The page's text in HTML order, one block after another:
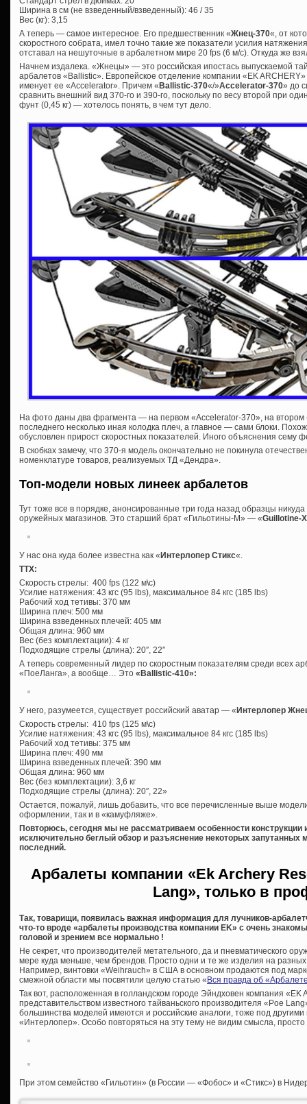
Ширина в см (не взведенный/взведенный): 46 / 35
Вес (кг): 3,15
А теперь — самое интересное. Его предшественник «Жнец-370«, от
скоростного собрата, имел точно такие же показатели усилия
отставал на нешуточные в арбалетном мире 20 fps (6 м/с). Откуда же
Начнем издалека. «Жнецы» — это российская ипостась выпускаемой
арбалетов «Ballistic». Европейское отделение компании «EK
именует ее «Accelerator». Причем « Ballistic-370«/»Accelerator-370» до
сравнить внешний вид 370-го и 390-го, поскольку по весу второй при
фунт (0,45 кг) — хотелось понять, в чем тут дело.
На фото даны два фрагмента — на первом «Accelerator-370», на
последнего несколько иная колодка плеч, а главное — сами блоки.
обусловлен прирост скоростных показателей. Иного объяснения сему
В скобках замечу, что 370-я модель окончательно не покинула
номенклатуре товаров, реализуемых ТД «Дендра».
Топ-модели новых линеек арбалетов
Тут тоже все в порядке, анонсированные три года назад образцы
оружейных магазинов. Это старший брат «Гильотины-М» — «Guillotine-
У нас она куда более известна как « Интерлопер Стикс«.
ТТХ:
Скорость стрелы: 400 fps (122 м\c)
Усилие натяжения: 43 кгс (95 lbs), максимальное 84 кгс (185 lbs)
Рабочий ход тетивы: 370 мм
Ширина плеч: 500 мм
Ширина взведенных плечей: 405 мм
Общая длина: 960 мм
Вес (без комплектации): 4 кг
Подходящие стрелы (длина): 20″, 22″
А теперь современный лидер по скоростным показателям среди всех
«ПоеЛанга», а вообще… Это « Ballistic-410»:
У него, разумеется, существует российский аватар — « Интерлопер
Скорость стрелы: 410 fps (125 м\c)
Усилие натяжения: 43 кгс (95 lbs), максимальное 84 кгс (185 lbs)
Рабочий ход тетивы: 375 мм
Ширина плеч: 490 мм
Ширина взведенных плечей: 390 мм
Общая длина: 960 мм
Вес (без комплектации): 3,6 кг
Подходящие стрелы (длина): 20″, 22»
Остается, пожалуй, лишь добавить, что все перечисленные выше
оформлении, так и в «камуфляже».
Повторюсь, сегодня мы не рассматриваем особенности конструкции
исключительно беглый обзор и разъяснение некоторых запутанных
последний.
Арбалеты компании «Ek Archery
Lang», только в
Так, товарищи, появилась важная информация для лучников-
что-то вроде «арбалеты производства компании EK» с очень
головой и зрением все нормально !
Не секрет, что производителей метательного, да и пневматического
мере куда меньше, чем брендов. Просто одни и те же изделия на
Например, винтовки «Weihrauch» в США в основном продаются под
смежной области мы посвятили целую статью «Вся правда об
Так вот, расположенная в голландском городе Эйндховен компания
представительством известного тайваньского производителя «Poe
большинства моделей имеются и российские аналоги, тоже под
«Интерлопер». Особо повторяться на эту тему не видим смысла,
При этом семейство «Гильотин» (в России — «Фобос» и «Стикс») в